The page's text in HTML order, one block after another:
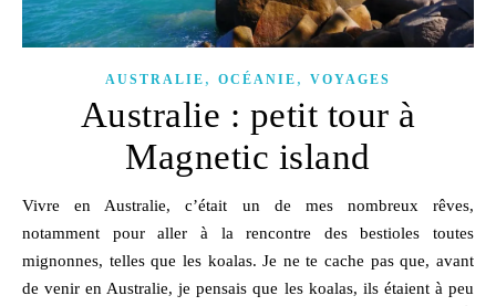
AUSTRALIE , OCÉANIE , VOYAGES
Australie : petit tour à
Magnetic island
Vivre en Australie, c’était un de mes nombreux rêves,
notamment pour aller à la rencontre des bestioles toutes
mignonnes, telles que les koalas. Je ne te cache pas que, avant
de venir en Australie, je pensais que les koalas, ils étaient à peu